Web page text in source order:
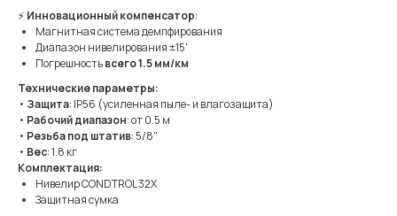
⚡ Инновационный компенсатор:
Магнитная система демпфирования
Диапазон нивелирования ±15'
Погрешностьвсего 1.5 мм/км
Технические параметры:
• Защита: IP56 (усиленная пыле- и влагозащита)
• Рабочий диапазон: от 0.5 м
• Резьба под штатив: 5/8"
• Вес: 1.8 кг
Комплектация:
Нивелир CONDTROL 32X
Защитная сумка